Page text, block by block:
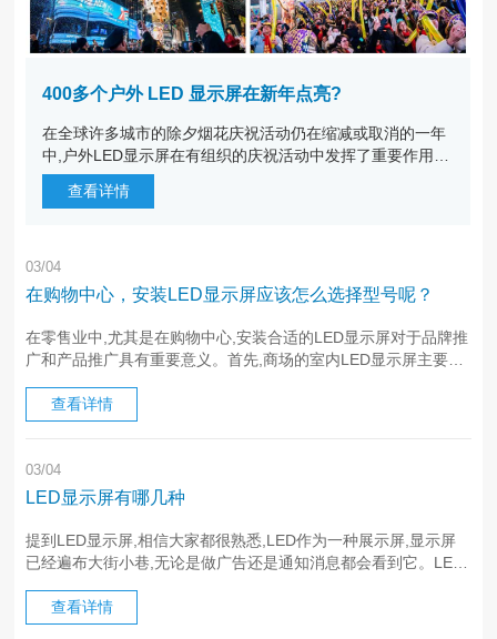
400多个户外 LED 显示屏在新年点亮?
在全球许多城市的除夕烟花庆祝活动仍在缩减或取消的一年
中,户外LED显示屏在有组织的庆祝活动中发挥了重要作用。
英国和荷兰35个城市的400多个户外LED广告屏通过屏幕上
的虚拟烟花表演庆祝2022年的到来。在英格兰和苏格兰的38
查看详情
03/04
在购物中心，安装LED显示屏应该怎么选择型号呢？
在零售业中,尤其是在购物中心,安装合适的LED显示屏对于品牌推
广和产品推广具有重要意义。首先,商场的室内LED显示屏主要作
围,并动员 大气层。特点:1.个性化设计和与安装环境的协调···
查看详情
03/04
LED显示屏有哪几种
提到LED显示屏,相信大家都很熟悉,LED作为一种展示屏,显示屏
已经遍布大街小巷,无论是做广告还是通知消息都会看到它。LED
需求。本期我们来详细说下详细期LED希望能给大家一些启发···
查看详情